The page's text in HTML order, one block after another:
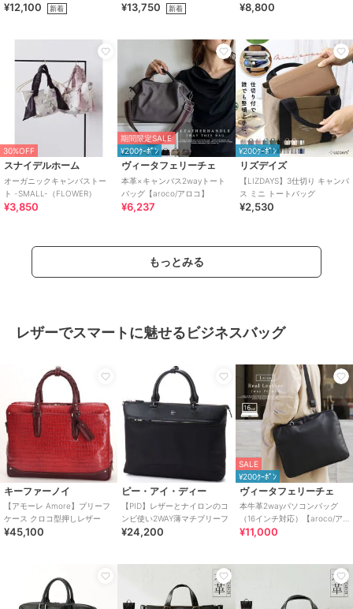
H0285 KWC
¥12,100 新着
H0284 KWC
¥13,750 新着
SHOWER CANVASTOTE キャ
¥8,800
30%OFF
スナイデルホーム
オーガニックキャンバストー
ト -SMALL-（FLOWER）
¥3,850
期間限定SALE
¥200ｸｰﾎﾟﾝ
ヴィータフェリーチェ
本革×キャンバス2wayトート
バッグ【aroco/アロコ】
¥6,237
¥200ｸｰﾎﾟﾝ
リズデイズ
【LIZDAYS】3仕切り キャンバ
ス ミニ トートバッグ
¥2,530
もっとみる
レザーでスマートに魅せるビジネスバッグ
キーファーノイ
【アモーレ Amore】ブリーフ
ケース クロコ型押しレザー
¥45,100
ピー・アイ・ディー
【PID】レザーとナイロンのコ
ンビ使い2WAY薄マチブリーフ
¥24,200
SALE
¥200ｸｰﾎﾟﾝ
ヴィータフェリーチェ
本牛革2wayパソコンバッグ
（16インチ対応）【aroco/ア
ロコ】
¥11,000